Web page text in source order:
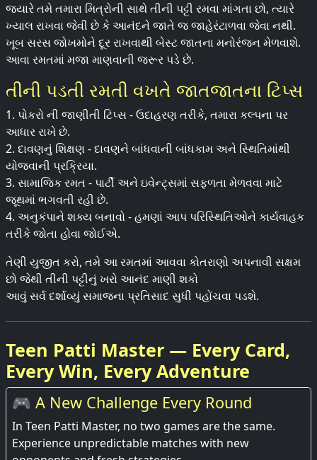
જ્યારે તમે તમારા મિત્રોની સાથે તીની પટ્ટી રમવા માંગતા છો, ત્યારે
ખ્યાલ રાખવા જેવી છે કે આનંદને જાતે જ જાહેરંટાળવા જેવા નથી.
ખૂબ સરસ જોખમોને દૂર રાખવાથી બેસ્ટ જાતના મનોરંજન મેળવાશે.
આવા રમતમાં મજા માણવાની જરૂર પડે છે.
તીની પડતી રમતી વખતે જાતજાતના ટિપ્સ
1. પોકરો ની જાણીતી ટિપ્સ - ઉદાહરણ તરીકે, તમારા કલ્પના પર
આધાર રાખે છે.
2. દાવણનું શિક્ષણ - દાવણને બાંધવાની બાંધકામ અને સ્થિતિમાંથી
યોજવાની પ્રક્રિયા.
3. સામાજિક રમત - પાર્ટી અને ઇવેન્ટ્સમાં સફળતા મેળવવા માટે
જૂથમાં ભગવતી રહી છે.
4. અનુકંપાને શક્ય બનાવો - હમણાં આપ પરિસ્થિતિઓને કાર્યવાહક
તરીકે જોતા હોવા જોઈએ.
તેણી યુજીત કરો, તમે આ રમતમાં આવવા કોતરાણો અપનાવી સક્ષમ
છો જેથી તીની પટ્ટીનું ખરો આનંદ માણી શકો
આવું સર્વ દર્શાવ્યું સમાજના પ્રતિસાદ સુધી પહોંચવા પડશે.
Teen Patti Master — Every Card,
Every Win, Every Adventure
🎮 A New Challenge Every Round
In Teen Patti Master, no two games are the same.
Experience unpredictable matches with new